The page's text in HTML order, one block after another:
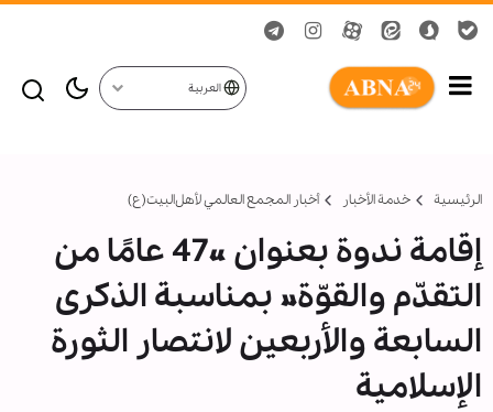
العربية
الرئيسية خدمة الأخبار أخبار المجمع العالمي لأهل‌البيت(ع)
إقامة ندوة بعنوان «47 عامًا من
التقدّم والقوّة» بمناسبة الذكرى
السابعة والأربعين لانتصار الثورة
الإسلامية